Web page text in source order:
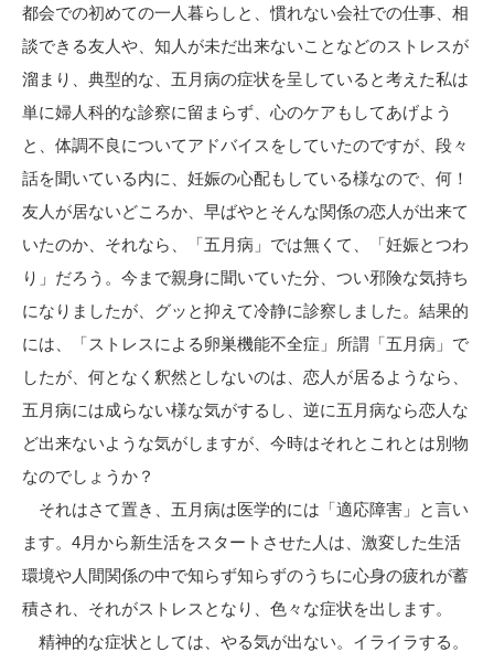
都会での初めての一人暮らしと、慣れない会社での仕事、相
談できる友人や、知人が未だ出来ないことなどのストレスが
溜まり、典型的な、五月病の症状を呈していると考えた私は
単に婦人科的な診察に留まらず、心のケアもしてあげよう
と、体調不良についてアドバイスをしていたのですが、段々
話を聞いている内に、妊娠の心配もしている様なので、何！
友人が居ないどころか、早ばやとそんな関係の恋人が出来て
いたのか、それなら、「五月病」では無くて、「妊娠とつわ
り」だろう。今まで親身に聞いていた分、つい邪険な気持ち
になりましたが、グッと抑えて冷静に診察しました。結果的
には、「ストレスによる卵巣機能不全症」所謂「五月病」で
したが、何となく釈然としないのは、恋人が居るようなら、
五月病には成らない様な気がするし、逆に五月病なら恋人な
ど出来ないような気がしますが、今時はそれとこれとは別物
なのでしょうか？
それはさて置き、五月病は医学的には「適応障害」と言い
ます。4月から新生活をスタートさせた人は、激変した生活
環境や人間関係の中で知らず知らずのうちに心身の疲れが蓄
積され、それがストレスとなり、色々な症状を出します。
精神的な症状としては、やる気が出ない。イライラする。